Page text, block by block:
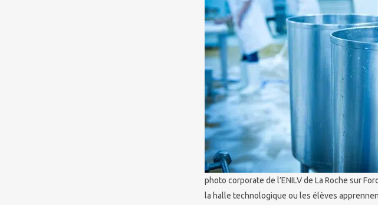
photo corporate de l’ENILV de La Roche sur
la halle technologique ou les élèves